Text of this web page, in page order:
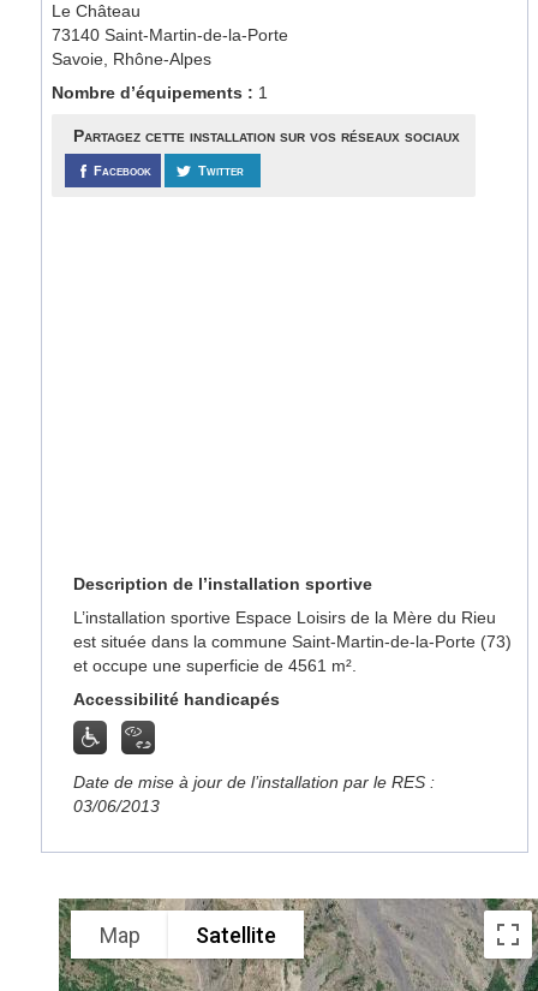
Le Château
73140 Saint-Martin-de-la-Porte
Savoie, Rhône-Alpes
Nombre d’équipements : 1
Partagez cette installation sur vos réseaux sociaux
Facebook Twitter
Description de l’installation sportive
L’installation sportive Espace Loisirs de la Mère du Rieu
est située dans la commune Saint-Martin-de-la-Porte (73)
et occupe une superficie de 4561 m².
Accessibilité handicapés
Date de mise à jour de l’installation par le RES :
03/06/2013
Map Satellite